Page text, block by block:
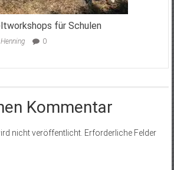
für Schulen
0
Kommentar
nicht veröffentlicht. Erforderliche Felder